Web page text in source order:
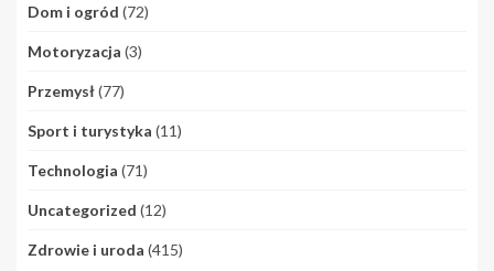
Dom i ogród (72)
Motoryzacja (3)
Przemysł(77)
Sport i turystyka (11)
Technologia (71)
Uncategorized (12)
Zdrowie i uroda (415)